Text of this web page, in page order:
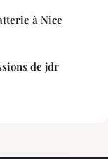
à Nice
de jdr